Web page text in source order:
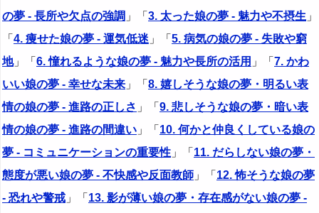
の夢 - 長所や欠点の強調 」「 3. 太った娘の夢 - 魅力や不摂生 」
「 4. 痩せた娘の夢 - 運気低迷 」「 5. 病気の娘の夢 - 失敗や窮
地」「 6. 憧れるような娘の夢 - 魅力や長所の活用 」「 7. かわ
いい娘の夢 - 幸せな未来 」「 8. 嬉しそうな娘の夢・明るい表
情の娘の夢 - 進路の正しさ 」「 9. 悲しそうな娘の夢・暗い表
情の娘の夢 - 進路の間違い 」「 10. 何かと仲良くしている娘の
夢 - コミュニケーションの重要性 」「 11. だらしない娘の夢・
態度が悪い娘の夢 - 不快感や反面教師 」「 12. 怖そうな娘の夢
- 恐れや警戒 」「 13. 影が薄い娘の夢・存在感がない娘の夢 -